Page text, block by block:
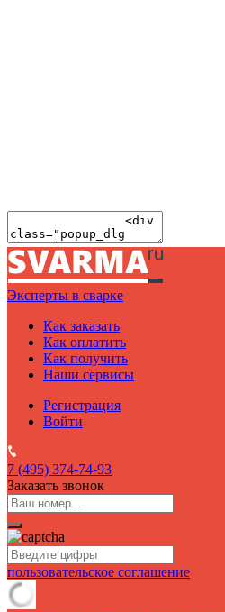
Эксперты в сварке
Как заказать
Как оплатить
Как получить
Наши сервисы
Регистрация
Войти
7 (495) 374-74-93
Заказать звонок
пользовательское соглашение